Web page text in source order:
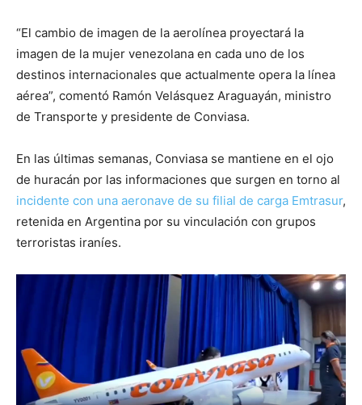
“El cambio de imagen de la aerolínea proyectará la
imagen de la mujer venezolana en cada uno de los
destinos internacionales que actualmente opera la línea
aérea”, comentó Ramón Velásquez Araguayán, ministro
de Transporte y presidente de Conviasa.
En las últimas semanas, Conviasa se mantiene en el ojo
de huracán por las informaciones que surgen en torno al
incidente con una aeronave de su filial de carga Emtrasur,
retenida en Argentina por su vinculación con grupos
terroristas iraníes.